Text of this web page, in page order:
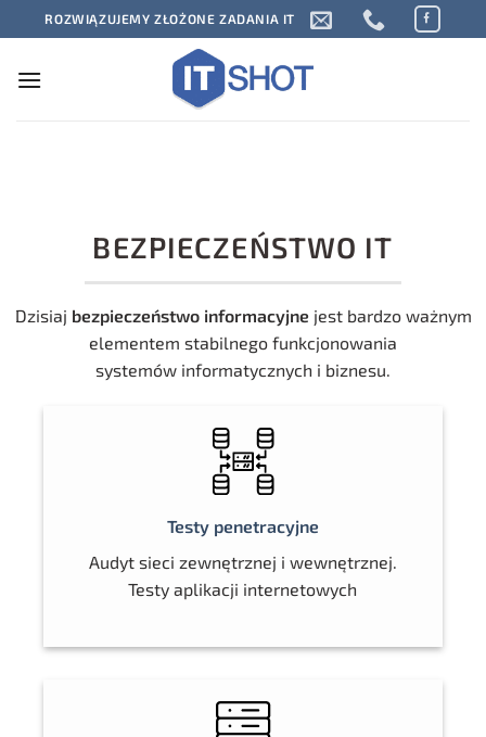
Przewiń
do
ROZWIĄZUJEMY ZŁOŻONE ZADANIA IT
BEZPIECZEŃSTWO IT
Dzisiaj bezpieczeństwo informacyjnejest bardzo ważnym
elementem stabilnego funkcjonowania
systemów informatycznych i biznesu.
Testy penetracyjne
Audyt sieci zewnętrznej i wewnętrznej.
Testy aplikacji internetowych